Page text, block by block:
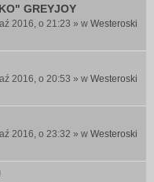
GREYJOY
2016, o 21:23 » w Westeroski
2016, o 20:53 » w Westeroski
2016, o 23:32 » w Westeroski